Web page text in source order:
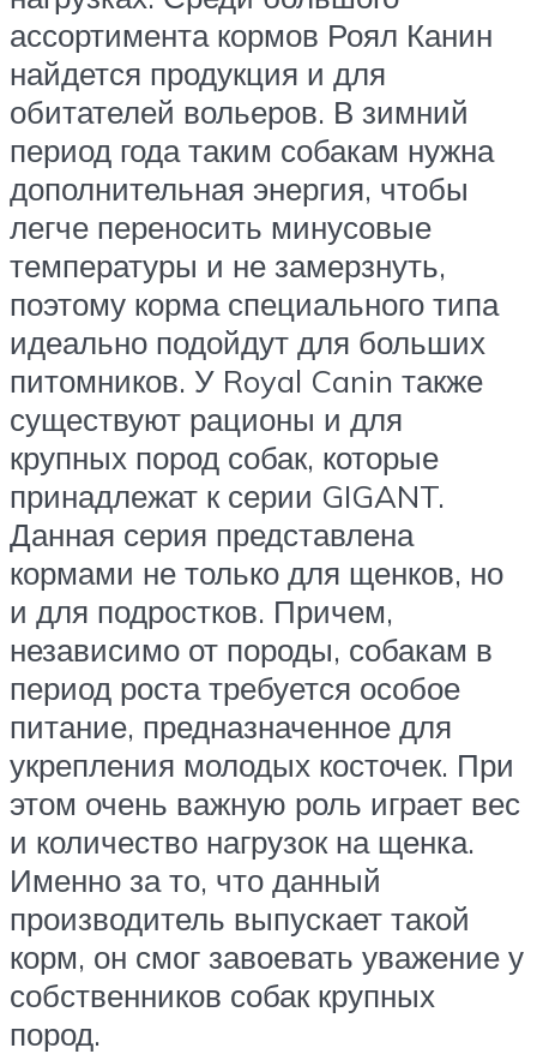
ассортимента кормов Роял Канин
найдется продукция и для
обитателей вольеров. В зимний
период года таким собакам нужна
дополнительная энергия, чтобы
легче переносить минусовые
температуры и не замерзнуть,
поэтому корма специального типа
идеально подойдут для больших
питомников. У Royal Canin также
существуют рационы и для
крупных пород собак, которые
принадлежат к серии GIGANT.
Данная серия представлена
кормами не только для щенков, но
и для подростков. Причем,
независимо от породы, собакам в
период роста требуется особое
питание, предназначенное для
укрепления молодых косточек. При
этом очень важную роль играет вес
и количество нагрузок на щенка.
Именно за то, что данный
производитель выпускает такой
корм, он смог завоевать уважение у
собственников собак крупных
пород.